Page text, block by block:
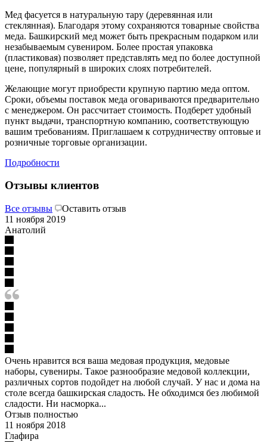
Мед фасуется в натуральную тару (деревянная или
стеклянная). Благодаря этому сохраняются товарные свойства
меда. Башкирский мед может быть прекрасным подарком или
незабываемым сувениром. Более простая упаковка
(пластиковая) позволяет представлять мед по более доступной
цене, популярный в широких слоях потребителей.
Желающие могут приобрести крупную партию меда оптом.
Сроки, объемы поставок меда оговариваются предварительно
с менеджером. Он рассчитает стоимость. Подберет удобный
пункт выдачи, транспортную компанию, соответствующую
вашим требованиям. Приглашаем к сотрудничеству оптовые и
розничные торговые организации.
Подробности
Отзывы клиентов
Все отзывы
Оставить отзыв
11 ноября 2019
Анатолий
Очень нравится вся ваша медовая продукция, медовые
наборы, сувениры. Такое разнообразие медовой коллекции,
различных сортов подойдет на любой случай. У нас и дома на
столе всегда башкирская сладость. Не обходимся без любимой
сладости. Ни насморка...
Отзыв полностью
11 ноября 2018
Глафира